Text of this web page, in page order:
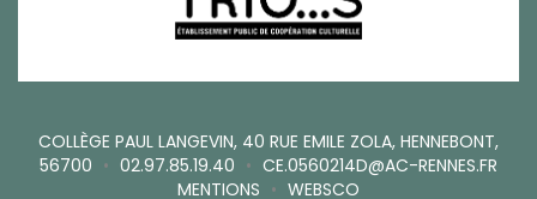
COLLÈGE PAUL LANGEVIN, 40 RUE EMILE ZOLA, HENNEBONT,
56700 • 02.97.85.19.40 • CE.0560214D@AC-RENNES.FR
MENTIONS • WEBSCO